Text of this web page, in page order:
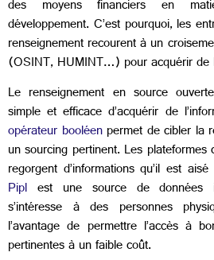
des moyens financiers en
développement. C’est pourquoi, les
renseignement recourent à un
(OSINT, HUMINT…) pour acquérir de
Le renseignement en source ouverte
simple et efficace d’acquérir de
opérateur booléenpermet de cibler la
un sourcing pertinent. Les
regorgent d’informations qu’il est
Pipl est une source de données
s’intéresse à des personnes
l’avantage de permettre l’accès à
pertinentes à un faible coût.